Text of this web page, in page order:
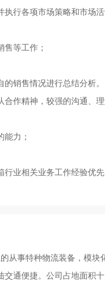
执行各项市场策略和市场
等工作；
销售情况进行总结分析。
合作精神，较强的沟通、
力；
业相关业务工作经验优
从事特种物流装备，模
通便捷。公司占地面积